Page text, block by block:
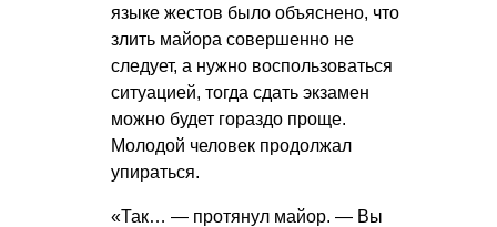
языке жестов было объяснено, что
злить майора совершенно не
следует, а нужно воспользоваться
ситуацией, тогда сдать экзамен
можно будет гораздо проще.
Молодой человек продолжал
упираться.
«Так… — протянул майор. — Вы